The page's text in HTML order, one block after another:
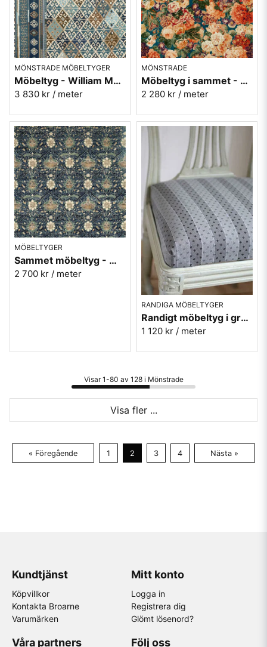
MÖNSTRADE MÖBELTYGER
Möbeltyg - William Morris - Burdock & Star - indigo
3 830 kr / meter
MÖNSTRADE
Möbeltyg i sammet - Sanderson - Very rose and peony - kingfisher rowan berry
2 280 kr / meter
MÖBELTYGER
Sammet möbeltyg - William Morris - Montreal velvet - indigo/slate
2 700 kr / meter
RANDIGA MÖBELTYGER
Randigt möbeltyg i grått - Andreas nr.91
1 120 kr / meter
Visar 1-80 av 128 i Mönstrade
Visa fler ...
« Föregående 1 2 3 4 Nästa »
Kundtjänst
Köpvillkor
Kontakta Broarne
Varumärken
Mitt konto
Logga in
Registrera dig
Glömt lösenord?
Våra partners Följ oss